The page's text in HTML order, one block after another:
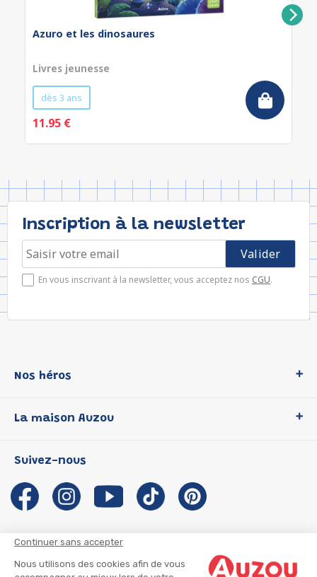
Continuer sans accepter
Nous utilisons des cookies afin de vous
Azuro et les dinosaures
Livres jeunesse
dès 3 ans
11.95 €
Inscription à la newsletter
En vous inscrivant à la newsletter, vous acceptez nos CGU.
Nos héros
P'tit Loup
Les Influenceuses
Migali
Petite Taupe
La maison Auzou
Notre histoire
Auzou s'engage
Auteurs et illustrateurs Auzou
Suivre mon colis
Suivez-nous
CGU